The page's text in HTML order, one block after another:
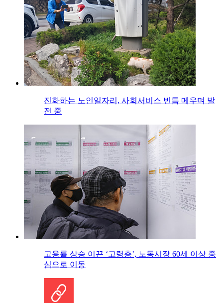
진화하는 노인일자리, 사회서비스 빈틈 메우며 발
전 중
고용률 상승 이끈 ‘고령층’, 노동시장 60세 이상 중
심으로 이동